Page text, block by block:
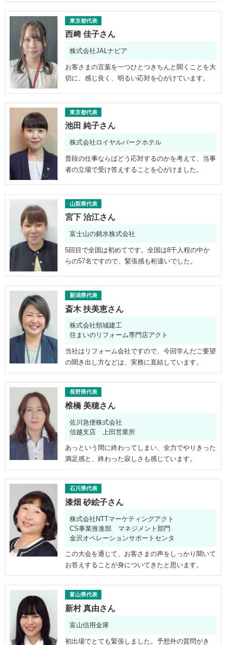
東京都代表
西﨑 佳子さん
株式会社JALナビア
お客さまの言葉を一つひとつきちんと聞くことを大
切に、感じ良く、明るい応対を心がけています。
東京都代表
池田 純子さん
株式会社ロイヤルパークホテル
普段の仕事ならばどう応対するのかを考えて、当事
者の立場で受け答えすることを心がけました。
山梨県代表
宮下 治江さん
富士山の銘水株式会社
5回目で全国は初めてです。全国は8千人程の中か
らの57名ですので、緊張感も桁違いでした。
新潟県代表
斎木 扶美恵さん
株式会社頸城建工
住まいのリフォーム専門店アクト
当社はリフォーム会社ですので、今回学んだご要望
の聞き出し方などは、実務に直結しています。
長野県代表
椎橋 美穂さん
佐川急便株式会社
信越支店 上田営業所
あっという間に終わってしまい、全力でやりきった
満足感と、終わった寂しさも感じています。
石川県代表
漆畑 砂絵子さん
株式会社NTTマーケティングアクト
CS事業推進部 マネジメント部門
金沢オペレーションサポートセンタ
この大会を通じて、お客さまの声をしっかり聞いて
お答えすることが身についてきたと思います。
富山県代表
新村 真由さん
富山信用金庫
初出場でとても緊張しました。予想外の質問がき